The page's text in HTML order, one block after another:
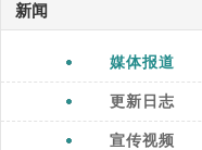
新闻
媒体报道
更新日志
宣传视频